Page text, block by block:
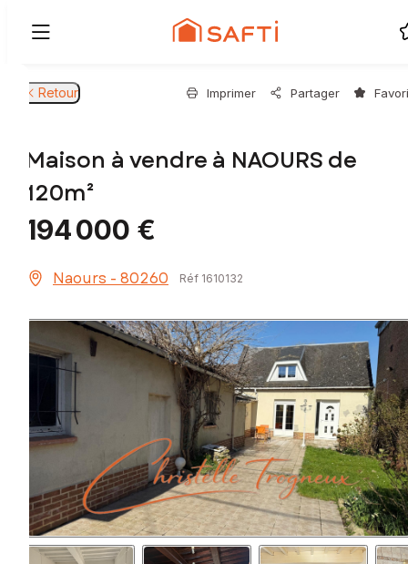
Retour Imprimer Partager
Maison à vendre à NAOURS de
120m²
194 000 €
Naours - 80260 Réf 1610132